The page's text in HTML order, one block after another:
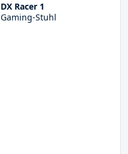
DX Racer 1
Gaming-Stuhl